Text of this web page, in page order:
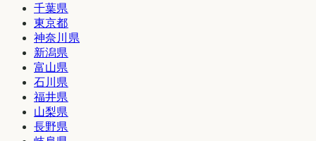
千葉県
東京都
神奈川県
新潟県
富山県
石川県
福井県
山梨県
長野県